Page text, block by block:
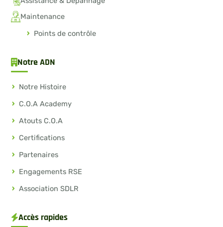
Maintenance
Points de contrôle
Notre ADN
Notre Histoire
C.O.A Academy
Atouts C.O.A
Certifications
Partenaires
Engagements RSE
Association SDLR
Accès rapides